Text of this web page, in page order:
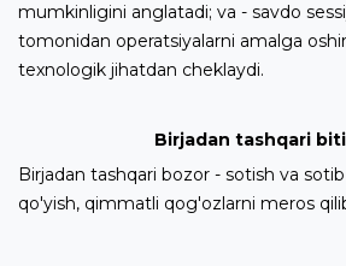
mumkinligini anglatadi; va - savdo
tomonidan operatsiyalarni amalga
texnologik jihatdan cheklaydi.
Birjadan tashqari
Birjadan tashqari bozor - sotish va
qo'yish, qimmatli qog'ozlarni meros